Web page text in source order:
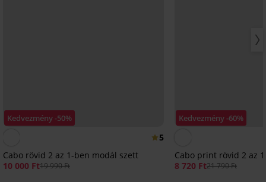
Kedvezmény -50%
5
Cabo rövid 2 az 1-ben modál szett
10 000 Ft19 990 Ft
Kedvezmény -60%
Cabo print rövid 2 az
8 720 Ft21 790 Ft